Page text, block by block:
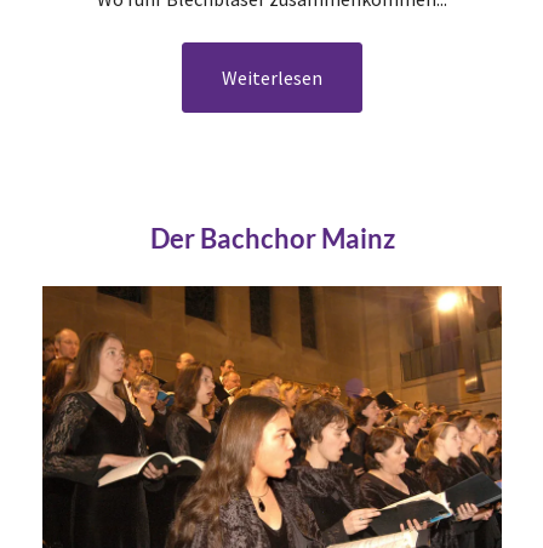
Weiterlesen
Der Bachchor Mainz